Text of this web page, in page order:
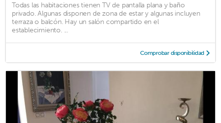
Todas las habitaciones tienen TV de pantalla plana y baño
privado. Algunas disponen de zona de estar y algunas incluyen
terraza o balcón. Hay un salón compartido en el
establecimiento. ...
Comprobar disponibilidad